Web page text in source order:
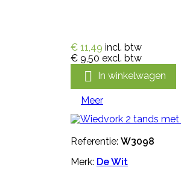
€ 11,49 incl. btw
€ 9,50 excl. btw
 In winkelwagen
Meer
Referentie: W3098
Merk: De Wit